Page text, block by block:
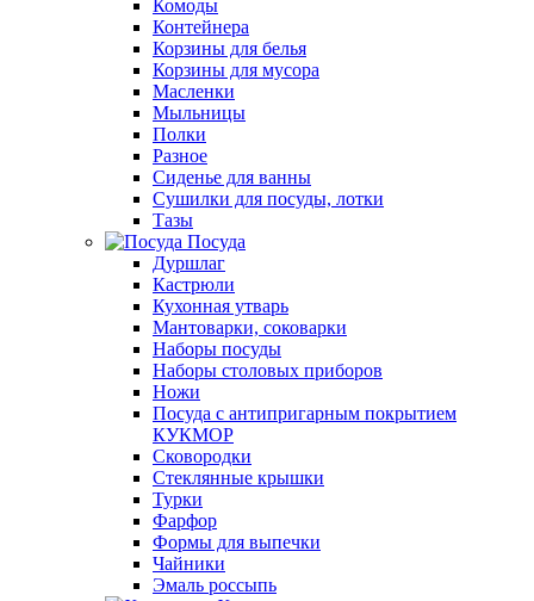
Комоды
Контейнера
Корзины для белья
Корзины для мусора
Масленки
Мыльницы
Полки
Разное
Сиденье для ванны
Сушилки для посуды, лотки
Тазы
Посуда
Дуршлаг
Кастрюли
Кухонная утварь
Мантоварки, соковарки
Наборы посуды
Наборы столовых приборов
Ножи
Посуда с антипригарным покрытием
КУКМОР
Сковородки
Стеклянные крышки
Турки
Фарфор
Формы для выпечки
Чайники
Эмаль россыпь